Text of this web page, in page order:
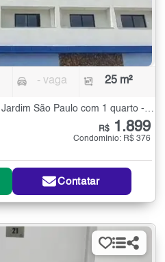
- vaga 25 m²
Apartamento para Alugar no Jardim São Paulo com 1 quarto - 25 m²
R$ 1.899
Condomínio: R$ 376
Contatar